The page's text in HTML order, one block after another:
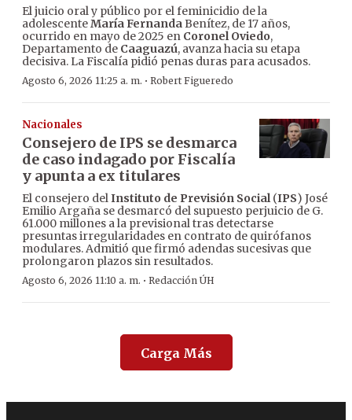
El juicio oral y público por el feminicidio de la
adolescenteMaría FernandaBenítez, de 17 años,
ocurrido en mayo de 2025 en Coronel Oviedo,
Departamento de Caaguazú, avanza hacia su etapa
decisiva. La Fiscalía pidió penas duras para acusados.
Agosto 6, 2026 11:25 a. m. · Robert Figueredo
Nacionales
Consejero de IPS se desmarca
de caso indagado por Fiscalía
y apunta a ex titulares
El consejero delInstituto de Previsión Social(IPS) José
Emilio Argaña se desmarcó del supuesto perjuicio de G.
61.000 millones a la previsional tras detectarse
presuntas irregularidades en contrato de quirófanos
modulares. Admitió que firmó adendas sucesivas que
prolongaron plazos sin resultados.
Agosto 6, 2026 11:10 a. m. · Redacción ÚH
Carga Más